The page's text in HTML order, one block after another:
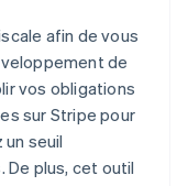
afin de vous
de
vos obligations
sur Stripe pour
seuil
De plus, cet outil